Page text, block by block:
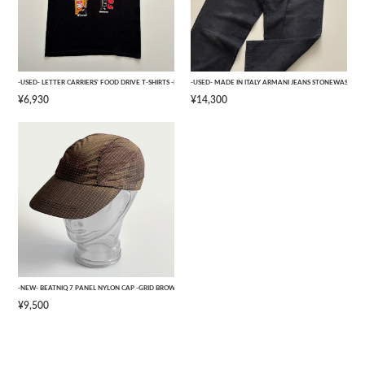
-USED- LETTER CARRIERS' FOOD DRIVE T-SHIRTS -BLACK- [L]
¥6,930
-USED- MADE IN ITALY ARMANI JEANS
¥14,300
-NEW- BEATNIQ 7 PANEL NYLON CAP -GRID BROWN CAMOUFLAGE- [ONE SIZE]
¥9,500